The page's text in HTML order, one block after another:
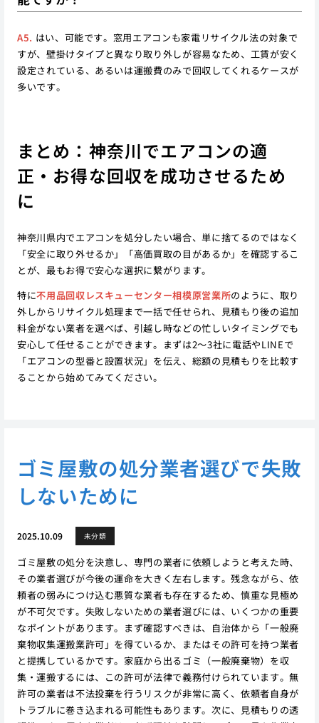
A5. はい、可能です。窓用エアコンも家電リサイクル法の対象で
すが、壁掛けタイプと異なり取り外しが容易なため、工賃が安く
設定されている、あるいは運搬費のみで回収してくれるケースが
多いです。
まとめ：神奈川でエアコンの適
正・お得な回収を成功させるため
に
神奈川県内でエアコンを処分したい場合、単に捨てるのではなく
「安全に取り外せるか」「高価買取の目があるか」を確認するこ
とが、最もお得で安心な選択に繋がります。
特に不用品回収レスキューセンター相模原営業所のように、取り
外しからリサイクル処理まで一括で任せられ、見積もり後の追加
料金がない業者を選べば、引越し時などの忙しいタイミングでも
安心して任せることができます。まずは2〜3社に電話やLINEで
「エアコンの型番と設置状況」を伝え、総額の見積もりを比較す
ることから始めてみてください。
ゴミ屋敷の処分業者選びで失敗
しないために
2025.10.09 未分類
ゴミ屋敷の処分を決意し、専門の業者に依頼しようと考えた時、
その業者選びが今後の運命を大きく左右します。残念ながら、依
頼者の弱みにつけ込む悪質な業者も存在するため、慎重な見極め
が不可欠です。失敗しないための業者選びには、いくつかの重要
なポイントがあります。まず確認すべきは、自治体から「一般廃
棄物収集運搬業許可」を得ているか、またはその許可を持つ業者
と提携しているかです。家庭から出るゴミ（一般廃棄物）を収
集・運搬するには、この許可が法律で義務付けられています。無
許可の業者は不法投棄を行うリスクが非常に高く、依頼者自身が
トラブルに巻き込まれる可能性もあります。次に、見積もりの透